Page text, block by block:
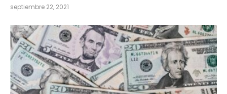
septiembre 22, 2021